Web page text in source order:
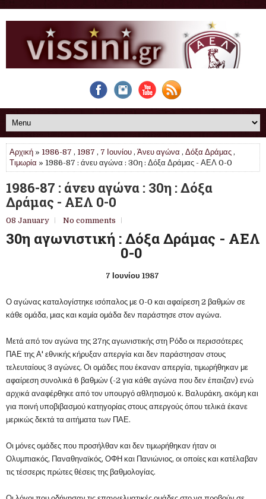
Αρχική » 1986-87 , 1987 , 7 Ιουνίου , Άνευ αγώνα , Δόξα Δράμας ,
Τιμωρία » 1986-87 : άνευ αγώνα : 30η : Δόξα Δράμας - ΑΕΛ 0-0
1986-87 : άνευ αγώνα : 30η : Δόξα
Δράμας - ΑΕΛ 0-0
08 January No comments
30η αγωνιστική : Δόξα Δράμας - ΑΕΛ
0-0
7 Ιουνίου 1987
Ο αγώνας καταλογίστηκε ισόπαλος με 0-0 και αφαίρεση 2 βαθμών σε
κάθε ομάδα, μιας και καμία ομάδα δεν παράστησε στον αγώνα.
Μετά από τον αγώνα της 27ης αγωνιστικής στη Ρόδο οι περισσότερες
ΠΑΕ της Α' εθνικής κήρυξαν απεργία και δεν παράστησαν στους
τελευταίους 3 αγώνες. Οι ομάδες που έκαναν απεργία, τιμωρήθηκαν με
αφαίρεση συνολικά 6 βαθμών (-2 για κάθε αγώνα που δεν έπαιζαν) ενώ
αρχικά αναφέρθηκε από τον υπουργό αθλητισμού κ. Βαλυράκη, ακόμη και
για ποινή υποβιβασμού κατηγορίας στους απεργούς όπου τελικά έκανε
μερικώς δεκτά τα αιτήματα των ΠΑΕ.
Οι μόνες ομάδες που προσήλθαν και δεν τιμωρήθηκαν ήταν οι
Ολυμπιακός, Παναθηναϊκός, ΟΦΗ και Πανιώνιος, οι οποίες και κατέλαβαν
τις τέσσερις πρώτες θέσεις της βαθμολογίας.